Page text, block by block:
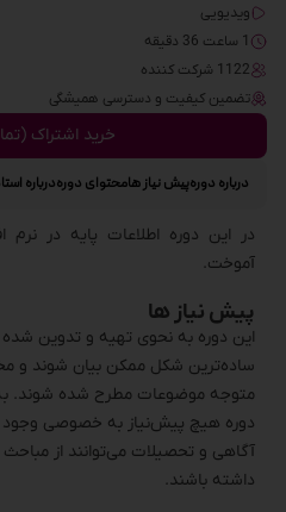
ویدیویی
1 ساعت 36 دقیقه
1122 شرکت کننده
تضمین کیفیت و دسترسی همیشگی
خرید اشتراک
درباره دورهپیش نیاز هامحتوای دورهدرباره
در این دوره اطلاعات پایه در نرم
آموخت.
پیش نیاز ها
این دوره به نحوی تهیه و تدوین
ساده‌ترین شکل ممکن بیان شوند و
متوجه موضوعات مطرح شده شوند.
دوره هیچ پیش‌نیاز به خصوصی وجود
آگاهی و تحصیلات می‌توانند از مباحث
داشته باشند.